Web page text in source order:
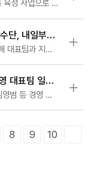
- 문체부에서 선정한 2025 전략종목 육성 사업으로 경영 우수 심판 6명 오늘 해외 파견 - 5일간 日 도쿄에서 국제수영연맹이 승인한 국…
문수아 외 경영 국가대표 후보선수단, 내일부터 2025 재팬 오픈 출전
- 2025 재팬 오픈(50m) 출전을 위해 대표팀과 지난 25일 일본으로 출국해 내일 28일부터 대회 참가 - 강용환 미래국가대표 경영…
본격적인 AG게임 체재 돌입! 경영 대표팀 일주일 간 특훈 위해 일본행
- 한국기록 보유자 윤지환, 조성재, 김영범 등 경영 대표팀 14명 오늘 일본으로 출국 - 국제수영연맹에서 승인한 국제대회인 ‘재팬 오픈’…
8 9 10